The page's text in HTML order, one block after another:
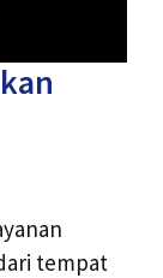
tempat